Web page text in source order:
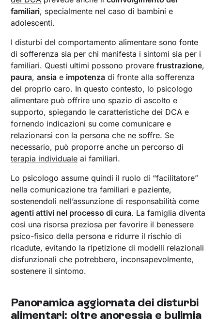
familiari, specialmente nel caso di bambini e
adolescenti.
I disturbi del comportamento alimentare sono fonte
di sofferenza sia per chi manifesta i sintomi sia per i
familiari. Questi ultimi possono provarefrustrazione,
paura,ansia e impotenza di fronte alla sofferenza
del proprio caro. In questo contesto, lo psicologo
alimentare può offrire uno spazio di ascolto e
supporto, spiegando le caratteristiche dei DCA e
fornendo indicazioni su come comunicare e
relazionarsi con la persona che ne soffre. Se
necessario, può proporre anche un percorso di
terapia individuale ai familiari.
Lo psicologo assume quindi il ruolo di “facilitatore”
nella comunicazione tra familiari e paziente,
sostenendoli nell’assunzione di responsabilità come
agenti attivi nel processo di cura. La famiglia diventa
così una risorsa preziosa per favorire il benessere
psico-fisico della persona e ridurre il rischio di
ricadute, evitando la ripetizione di modelli relazionali
disfunzionali che potrebbero, inconsapevolmente,
sostenere il sintomo.
Panoramica aggiornata dei disturbi
alimentari: oltre anoressia e bulimia